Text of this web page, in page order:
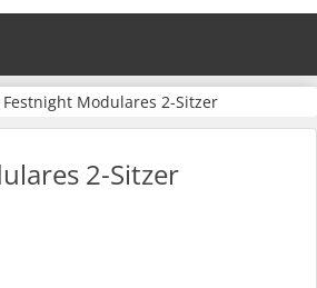
Festnight Modulares 2-Sitzer
2-Sitzer